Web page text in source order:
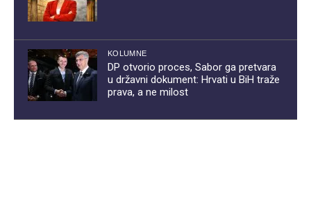
KOLUMNE
DP otvorio proces, Sabor ga pretvara
u državni dokument: Hrvati u BiH traže
prava, a ne milost